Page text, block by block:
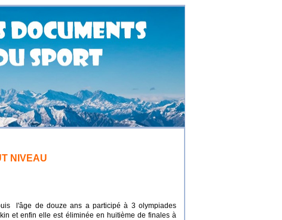
NIVEAU
l'âge de douze ans a participé à 3 olympiades
et enfin elle est éliminée en huitième de finales à